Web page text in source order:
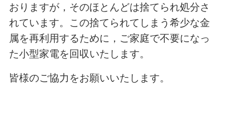
おりますが，そのほとんどは捨てられ処分さ
れています。この捨てられてしまう希少な金
属を再利用するために，ご家庭で不要になっ
た小型家電を回収いたします。
皆様のご協力をお願いいたします。